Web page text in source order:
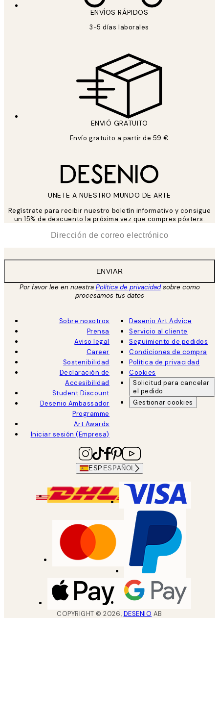
ENVÍOS RÁPIDOS
3-5 días laborales
ENVIÓ GRATUITO
Envío gratuito a partir de 59 €
UNETE A NUESTRO MUNDO DE ARTE
Regístrate para recibir nuestro boletín informativo y consigue
un 15% de descuento la próxima vez que compres pósters.
ENVIAR
Por favor lee en nuestra Política de privacidadsobre como
procesamos tus datos
Sobre nosotros
Prensa
Aviso legal
Career
Sostenibilidad
Declaración de
Accesibilidad
Student Discount
Desenio Ambassador
Programme
Art Awards
Iniciar sesión (Empresa)
Desenio Art Advice
Servicio al cliente
Seguimiento de pedidos
Condiciones de compra
Política de privacidad
Cookies
Solicitud para cancelar
el pedido
Gestionar cookies
ESP ESPAÑOL
COPYRIGHT ©2026, DESENIO AB